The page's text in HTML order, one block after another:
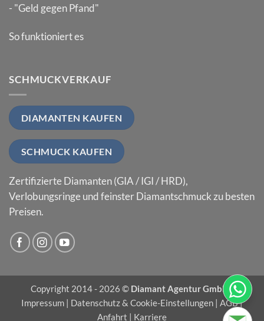
- "Geld gegen Pfand"
So funktioniert es
SCHMUCKVERKAUF
DIAMANTEN KAUFEN
SCHMUCK KAUFEN
Zertifizierte Diamanten (GIA / IGI / HRD),
Verlobungsringe und feinster Diamantschmuck zu besten
Preisen.
Copyright 2014 - 2026 © Diamant Agentur GmbH |
Impressum | Datenschutz & Cookie-Einstellungen | AGB|
Anfahrt | Karriere